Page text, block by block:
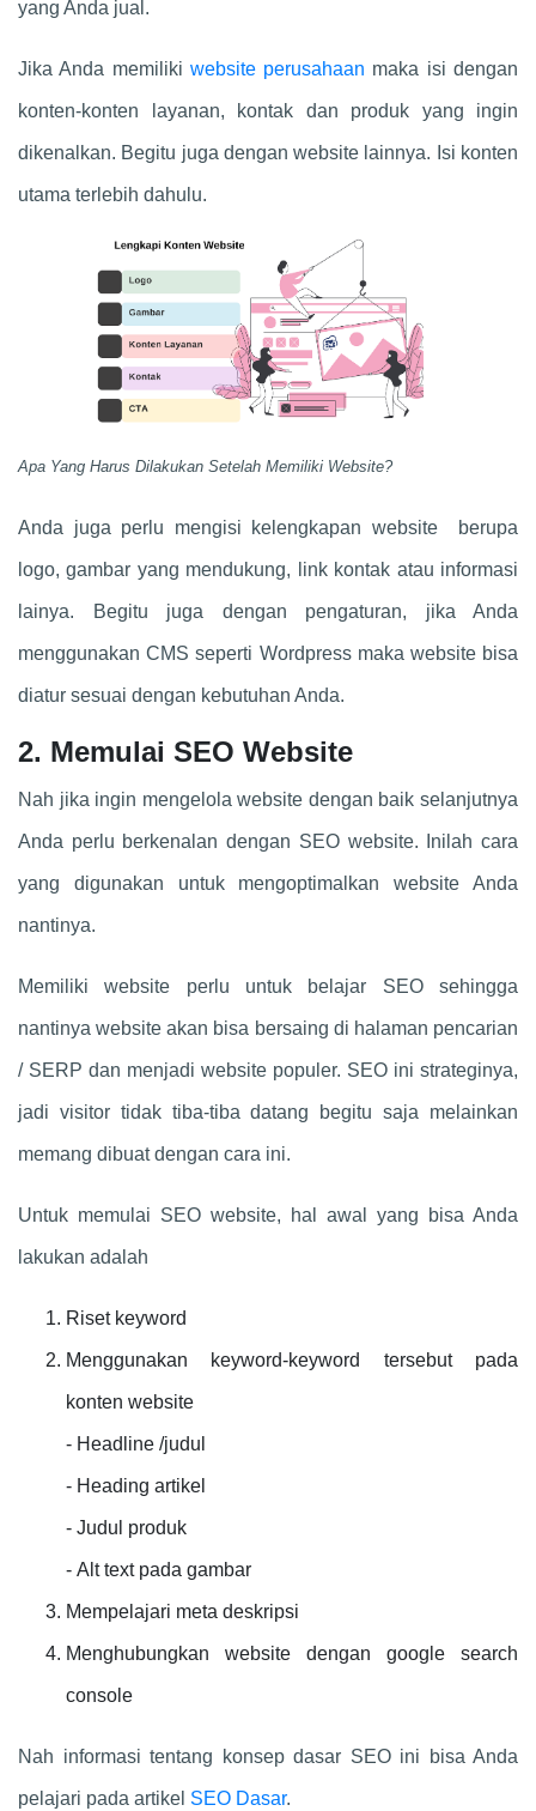
yang Anda jual.
Jika Anda memiliki website perusahaan maka isi dengan
konten-konten layanan, kontak dan produk yang ingin
dikenalkan. Begitu juga dengan website lainnya. Isi konten
utama terlebih dahulu.
Apa Yang Harus Dilakukan Setelah Memiliki Website?
Anda juga perlu mengisi kelengkapan website berupa
logo, gambar yang mendukung, link kontak atau informasi
lainya. Begitu juga dengan pengaturan, jika Anda
menggunakan CMS seperti Wordpress maka website bisa
diatur sesuai dengan kebutuhan Anda.
2. Memulai SEO Website
Nah jika ingin mengelola website dengan baik selanjutnya
Anda perlu berkenalan dengan SEO website. Inilah cara
yang digunakan untuk mengoptimalkan website Anda
nantinya.
Memiliki website perlu untuk belajar SEO sehingga
nantinya website akan bisa bersaing di halaman pencarian
/ SERP dan menjadi website populer. SEO ini strateginya,
jadi visitor tidak tiba-tiba datang begitu saja melainkan
memang dibuat dengan cara ini.
Untuk memulai SEO website, hal awal yang bisa Anda
lakukan adalah
Riset keyword
Menggunakan keyword-keyword tersebut pada
konten website
- Headline /judul
- Heading artikel
- Judul produk
- Alt text pada gambar
Mempelajari meta deskripsi
Menghubungkan website dengan google search
console
Nah informasi tentang konsep dasar SEO ini bisa Anda
pelajari pada artikel SEO Dasar.